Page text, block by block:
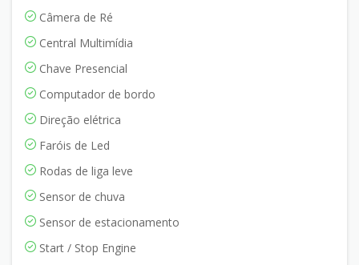
Câmera de Ré
Central Multimídia
Chave Presencial
Computador de bordo
Direção elétrica
Faróis de Led
Rodas de liga leve
Sensor de chuva
Sensor de estacionamento
Start / Stop Engine